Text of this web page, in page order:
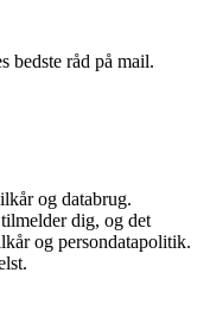
bedste råd på mail.
og databrug.
dig, og det
og persondatapolitik.